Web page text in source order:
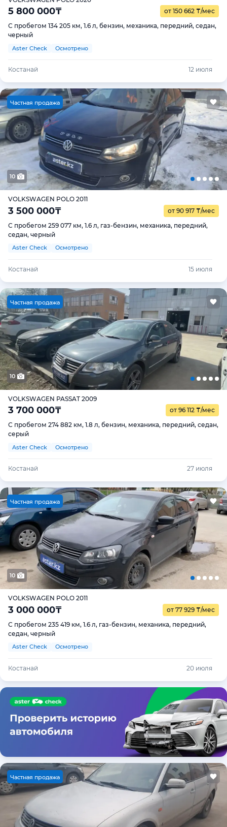
5 800 000₸ от 150 662 ₸/мес
С пробегом 134 205 км, 1.6 л, бензин, механика, передний, седан,
черный
Aster Check Осмотрено
Костанай 12 июля
Частная продажа
10
VOLKSWAGEN POLO 2011
3 500 000₸ от 90 917 ₸/мес
С пробегом 259 077 км, 1.6 л, газ-бензин, механика, передний,
седан, черный
Aster Check Осмотрено
Костанай 15 июля
Частная продажа
10
VOLKSWAGEN PASSAT 2009
3 700 000₸ от 96 112 ₸/мес
С пробегом 274 882 км, 1.8 л, бензин, механика, передний, седан,
серый
Aster Check Осмотрено
Костанай 27 июля
Частная продажа
10
VOLKSWAGEN POLO 2011
3 000 000₸ от 77 929 ₸/мес
С пробегом 235 419 км, 1.6 л, газ-бензин, механика, передний,
седан, черный
Aster Check Осмотрено
Костанай 20 июля
Частная продажа